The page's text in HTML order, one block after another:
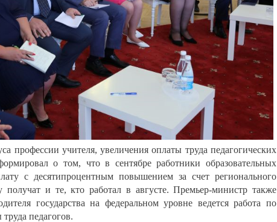
профессии учителя, увеличения оплаты труда педагогических
о том, что в сентябре работники образовательных
с десятипроцентным повышением за счет регионального
получат и те, кто работал в августе. Премьер-министр также
государства на федеральном уровне ведется работа по
педагогов.